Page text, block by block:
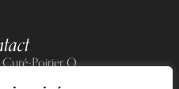
Poirier O